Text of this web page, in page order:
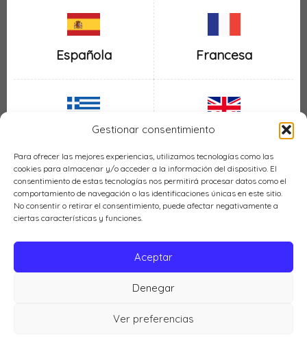
Gestionar consentimiento
Para ofrecer las mejores experiencias, utilizamos tecnologías como las
cookies para almacenar y/o acceder a la información del dispositivo. El
consentimiento de estas tecnologías nos permitirá procesar datos como el
comportamiento de navegación o las identificaciones únicas en este sitio.
No consentir o retirar el consentimiento, puede afectar negativamente a
ciertas características y funciones.
Aceptar
Denegar
Ver preferencias
Española Francesa
Griega Inglesa
Italiana